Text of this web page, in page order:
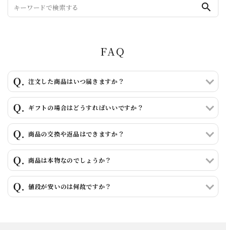
search
FAQ
注文した商品はいつ届きますか？
ギフトの場合はどうすればいいですか？
商品の交換や返品はできますか？
商品は本物なのでしょうか？
値段が安いのは何故ですか？